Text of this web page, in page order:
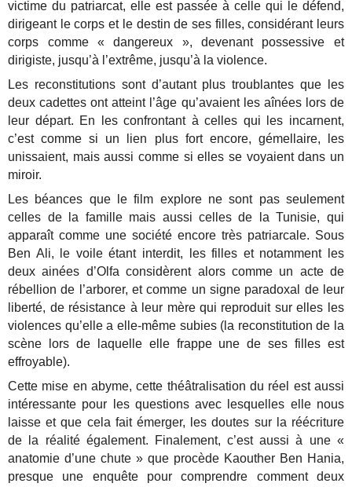
victime du patriarcat, elle est passée à celle qui le défend,
dirigeant le corps et le destin de ses filles, considérant leurs
corps comme « dangereux », devenant possessive et
dirigiste, jusqu’à l’extrême, jusqu’à la violence.
Les reconstitutions sont d’autant plus troublantes que les
deux cadettes ont atteint l’âge qu’avaient les aînées lors de
leur départ. En les confrontant à celles qui les incarnent,
c’est comme si un lien plus fort encore, gémellaire, les
unissaient, mais aussi comme si elles se voyaient dans un
miroir.
Les béances que le film explore ne sont pas seulement
celles de la famille mais aussi celles de la Tunisie, qui
apparaît comme une société encore très patriarcale. Sous
Ben Ali, le voile étant interdit, les filles et notamment les
deux ainées d’Olfa considèrent alors comme un acte de
rébellion de l’arborer, et comme un signe paradoxal de leur
liberté, de résistance à leur mère qui reproduit sur elles les
violences qu’elle a elle-même subies (la reconstitution de la
scène lors de laquelle elle frappe une de ses filles est
effroyable).
Cette mise en abyme, cette théâtralisation du réel est aussi
intéressante pour les questions avec lesquelles elle nous
laisse et que cela fait émerger, les doutes sur la réécriture
de la réalité également. Finalement, c’est aussi à une «
anatomie d’une chute » que procède Kaouther Ben Hania,
presque une enquête pour comprendre comment deux